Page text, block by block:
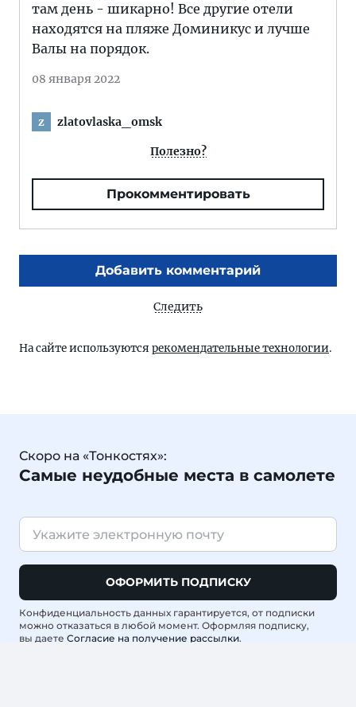
там день - шикарно! Все другие отели
находятся на пляже Доминикус и лучше
Валы на порядок.
08 января 2022
z zlatovlaska_omsk
Полезно?
Прокомментировать
Добавить комментарий
Следить
На сайте используются рекомендательные технологии.
Скоро на «Тонкостях»:
Самые неудобные места в самолете
ОФОРМИТЬ ПОДПИСКУ
Конфиденциальность данных гарантируется, от подписки
можно отказаться в любой момент. Оформляя подписку,
вы даете Согласие на получение рассылки.